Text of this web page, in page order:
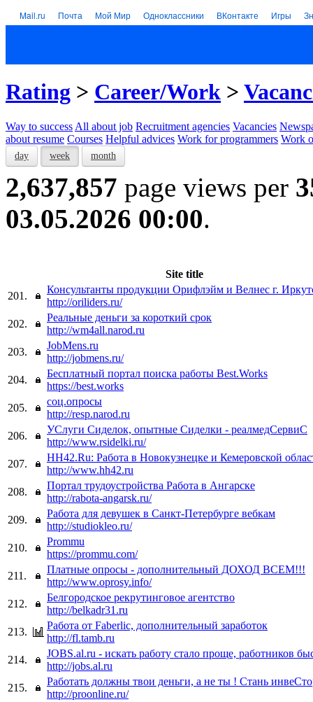
Mail.ru Почта Мой Мир Одноклассники ВКонтакте Игры
Rating > Career/Work >
Way to success All about job Recruitment agencies Vacancies
about resume Courses Helpful advices Work for programmers Work
day week month
2,637,857 page views per
03.05.2026 00:00.
Site title
201.
Консультанты продукции Орифлэйм и Велнес г.
http://oriliders.ru/
202.
Реальные деньги за короткий срок
http://wm4all.narod.ru
203.
JobMens.ru
http://jobmens.ru/
204.
Бесплатный портал поиска работы Best.Works
https://best.works
205.
соц.опросы
http://resp.narod.ru
206.
УСлуги Сиделок, опытные Сиделки - реалмедСервиС
http://www.rsidelki.ru/
207.
HH42.Ru: Работа в Новокузнецке и Кемеровской
http://www.hh42.ru
208.
Портал трудоустройства Работа в Ангарске
http://rabota-angarsk.ru/
209.
Работа для девушек в Санкт-Петербурге вебкам
http://studiokleo.ru/
210.
Prommu
https://prommu.com/
211.
Платные опросы - дополнительный ДОХОД ВСЕМ!!!
http://www.oprosy.info/
212.
Белгородское рекрутинговое агентство
http://belkadr31.ru
213.
Работа от Faberlic, дополнительный заработок
http://fl.tamb.ru
214.
JOBS.al.ru - искать работу стало проще, работников
http://jobs.al.ru
215.
Работать должны твои деньги, а не ты ! Стань
http://proonline.ru/